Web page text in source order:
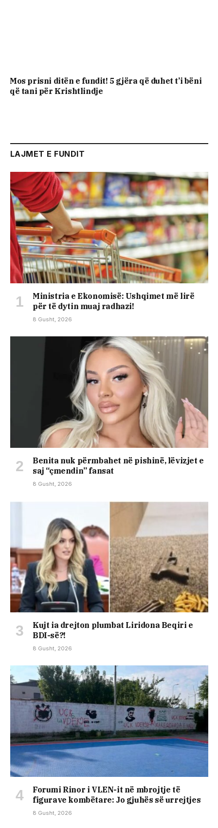
Mos prisni ditën e fundit! 5 gjëra që duhet t’i bëni
që tani për Krishtlindje
LAJMET E FUNDIT
Ministria e Ekonomisë: Ushqimet më lirë
për të dytin muaj radhazi!
8 Gusht, 2026
Benita nuk përmbahet në pishinë, lëvizjet e
saj “çmendin” fansat
8 Gusht, 2026
Kujt ia drejton plumbat Liridona Beqiri e
BDI-së?!
8 Gusht, 2026
Forumi Rinor i VLEN-it në mbrojtje të
figurave kombëtare: Jo gjuhës së urrejtjes
8 Gusht, 2026